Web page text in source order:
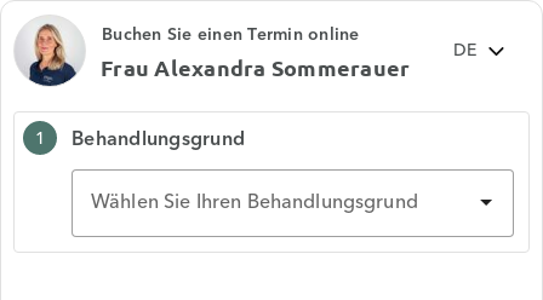
Buchen Sie einen Termin online
Frau Alexandra Sommerauer
1
Behandlungsgrund
Wählen Sie Ihren Behandlungsgrund